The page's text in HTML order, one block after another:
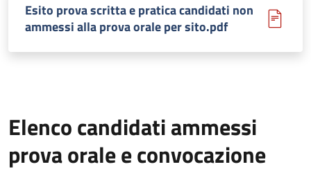
Esito prova scritta e pratica candidati non
ammessi alla prova orale per sito.pdf
Elenco candidati ammessi
prova orale e convocazione